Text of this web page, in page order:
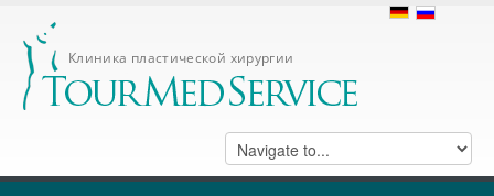
Клиника пластической хирургии